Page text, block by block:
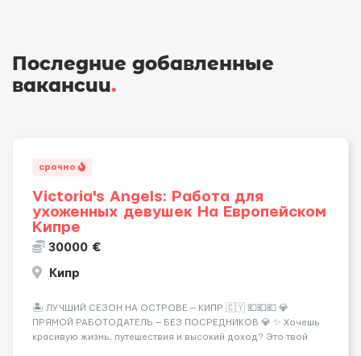
Последние добавленные
вакансии.
срочно
Victoria's Angels: Работа для
ухоженных девушек На Европейском
Кипре
30000 €
Кипр
🏝️ ЛУЧШИЙ СЕЗОН НА ОСТРОВЕ — КИПР 🇨🇾 💶💶💶 💎
ПРЯМОЙ РАБОТОДАТЕЛЬ — БЕЗ ПОСРЕДНИКОВ 💎 ✨ Хочешь
красивую жизнь, путешествия и высокий доход? Это твой